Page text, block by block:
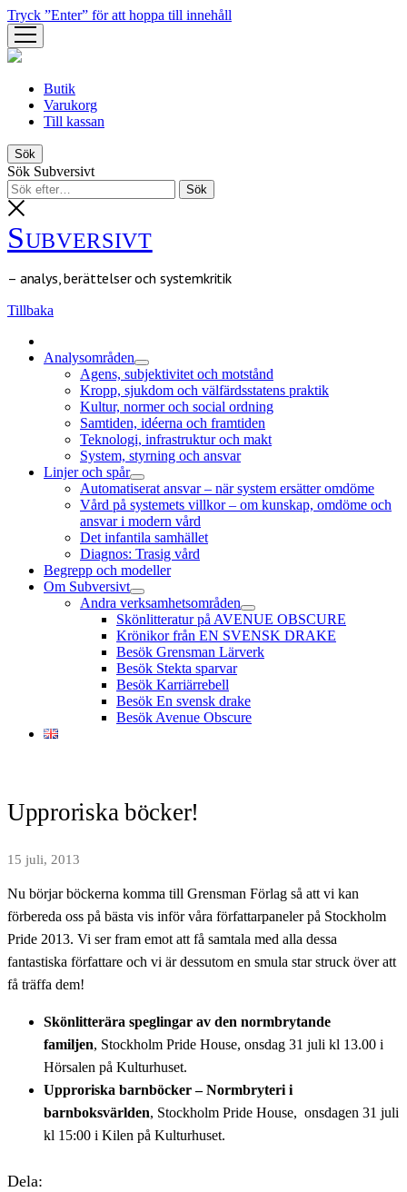
Tryck ”Enter” för att hoppa till innehåll
öppna
meny
Butik
Varukorg
Till kassan
Sök
Sök Subversivt
Subversivt
– analys, berättelser och systemkritik
Tillbaka
Analysområden
öppna
meny
Agens, subjektivitet och motstånd
Kropp, sjukdom och välfärdsstatens praktik
Kultur, normer och social ordning
Samtiden, idéerna och framtiden
Teknologi, infrastruktur och makt
System, styrning och ansvar
Linjer och spår
öppna
meny
Automatiserat ansvar – när system ersätter omdöme
Vård på systemets villkor – om kunskap, omdöme och
ansvar i modern vård
Det infantila samhället
Diagnos: Trasig vård
Begrepp och modeller
Om Subversivt
öppna
meny
Andra verksamhetsområden
öppna
meny
Skönlitteratur på AVENUE OBSCURE
Krönikor från EN SVENSK DRAKE
Besök Grensman Lärverk
Besök Stekta sparvar
Besök Karriärrebell
Besök En svensk drake
Besök Avenue Obscure
Upproriska böcker!
15 juli, 2013
Nu börjar böckerna komma till Grensman Förlag så att vi kan
förbereda oss på bästa vis inför våra författarpaneler på Stockholm
Pride 2013. Vi ser fram emot att få samtala med alla dessa
fantastiska författare och vi är dessutom en smula star struck över att
få träffa dem!
Skönlitterära speglingar av den normbrytande
familjen, Stockholm Pride House, onsdag 31 juli kl 13.00 i
Hörsalen på Kulturhuset.
Upproriska barnböcker – Normbryteri i
barnboksvärlden, Stockholm Pride House, onsdagen 31 juli
kl 15:00 i Kilen på Kulturhuset.
Dela: